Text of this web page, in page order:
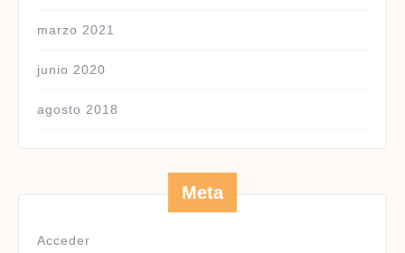
marzo 2021
junio 2020
agosto 2018
Meta
Acceder